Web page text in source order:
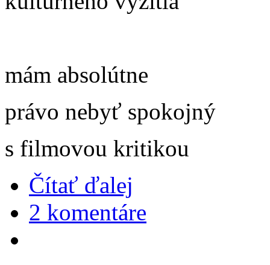
mám absolútne
právo nebyť spokojný
s filmovou kritikou
Čítať ďalej
2 komentáre